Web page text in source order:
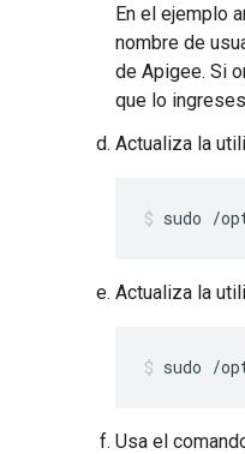
En el ejemplo
nombre de
de Apigee. Si
que lo
Actualiza la
sudo /
Actualiza la
sudo /
Usa el